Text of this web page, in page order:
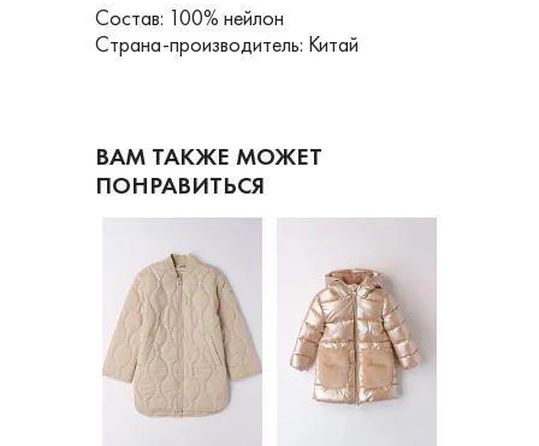
Состав: 100% нейлон
Страна-производитель: Китай
ВАМ ТАКЖЕ МОЖЕТ
ПОНРАВИТЬСЯ